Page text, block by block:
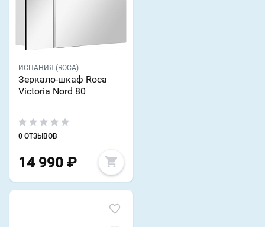
ИСПАНИЯ (ROCA)
Зеркало-шкаф Roca
Victoria Nord 80
0 ОТЗЫВОВ
14 990 ₽